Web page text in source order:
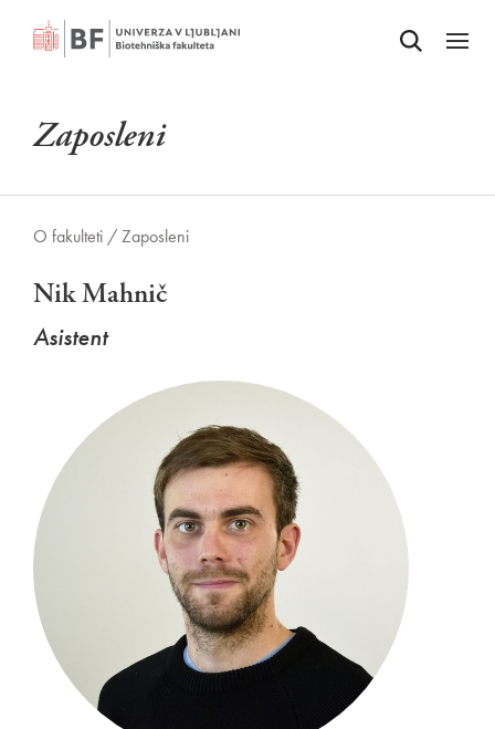
Odpri iskalnik
Odpri
Zaposleni
O fakulteti /Zaposleni
Nik Mahnič
Asistent